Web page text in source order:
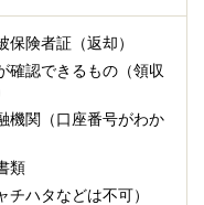
険者証（返却）
確認できるもの（領収
機関（口座番号がわか
類
チハタなどは不可）